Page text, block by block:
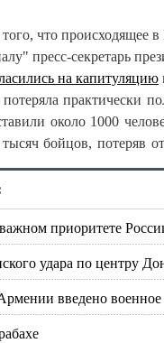
что происходящее
пресс-секретарь
на капитуляцию
потеряла практически
около 1000
бойцов, потеряв
приоритете
удара по центру
введено